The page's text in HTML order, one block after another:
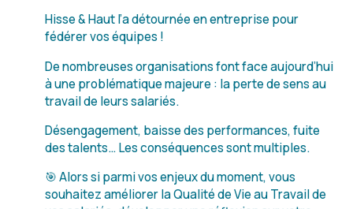
Hisse & Haut l’a détournée en entreprise pour
fédérer vos équipes !
De nombreuses organisations font face aujourd’hui
à une problématique majeure : la perte de sens au
travail de leurs salariés.
Désengagement, baisse des performances, fuite
des talents… Les conséquences sont multiples.
🎯 Alors si parmi vos enjeux du moment, vous
souhaitez améliorer la Qualité de Vie au Travail de